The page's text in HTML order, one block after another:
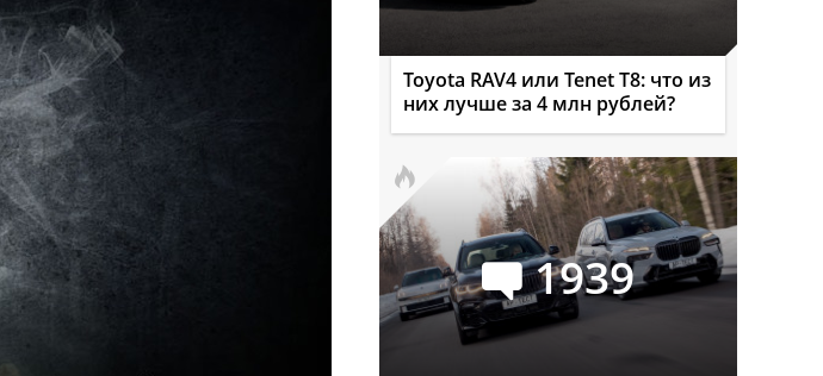
Toyota RAV4 или Tenet T8: что из
них лучше за 4 млн рублей?
1939